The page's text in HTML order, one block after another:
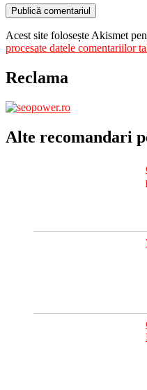
Acest site folosește Akismet
procesate datele comentariilor
Reclama
Alte recomandari